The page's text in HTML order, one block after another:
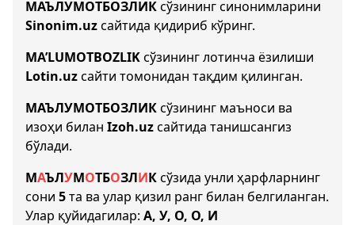
МАЪЛУМОТБОЗЛИКсўзининг синонимларини
Sinonim.uzсайтида қидириб кўринг.
MA’LUMOTBOZLIKсўзининг лотинча ёзилиши
Lotin.uzсайти томонидан тақдим қилинган.
МАЪЛУМОТБОЗЛИКсўзининг маъноси ва
изоҳи билан Izoh.uzсайтида танишсангиз
бўлади.
МАЪЛУМОТБОЗЛИКсўзида унли ҳарфларнинг
сони 5та ва улар қизил ранг билан белгиланган.
Улар қуйидагилар: А, У, О, О, И